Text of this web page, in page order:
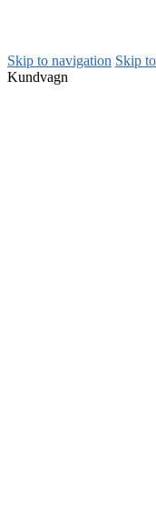
Skip to navigation Skip
Kundvagn